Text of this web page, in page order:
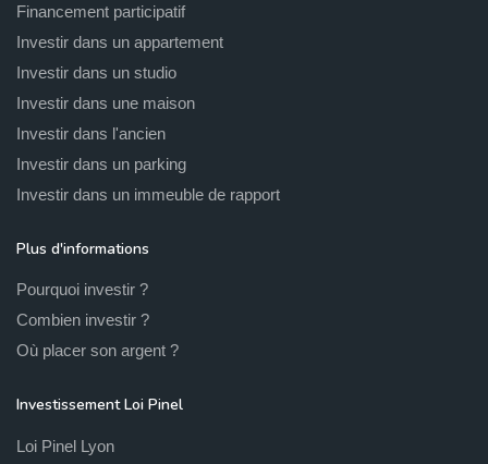
Financement participatif
Investir dans un appartement
Investir dans un studio
Investir dans une maison
Investir dans l'ancien
Investir dans un parking
Investir dans un immeuble de rapport
Plus d'informations
Pourquoi investir ?
Combien investir ?
Où placer son argent ?
Investissement Loi Pinel
Loi Pinel Lyon